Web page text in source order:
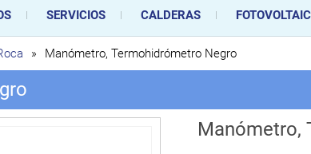
aparatos de gas, climatización o electrodomésticos, desde el
SERVICIOS CALDERAS
» Manómetro, Termohidrómetro Negro
Manómetro,